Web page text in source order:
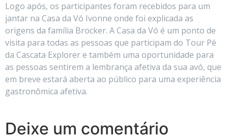
Logo após, os participantes foram recebidos para um
jantar na Casa da Vó Ivonne onde foi explicada as
origens da família Brocker. A Casa da Vó é um ponto de
visita para todas as pessoas que participam do Tour Pé
da Cascata Explorer e também uma oportunidade para
as pessoas sentirem a lembrança afetiva da sua avó, que
em breve estará aberta ao público para uma experiência
gastronômica afetiva.
Deixe um comentário